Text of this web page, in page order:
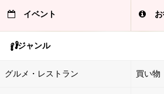
イベント
ジャンル
グルメ・レストラン 買い物